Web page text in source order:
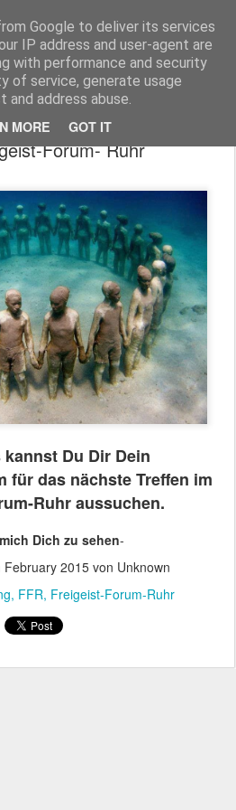
Google to deliver its services
IP address and user-agent are
with performance and security
of service, generate usage
address abuse.
MORE GOT IT
Institut für Grenzwissenschaften - Spiritualität - Zukunftsforschung - Einheit
zum Thema vom
Forum- Ruhr
Du Dir Dein
für das nächste Treffen im
Ruhr aussuchen.
Dich zu sehen-
February 2015 von Unknown
FFR Freigeist-Forum-Ruhr